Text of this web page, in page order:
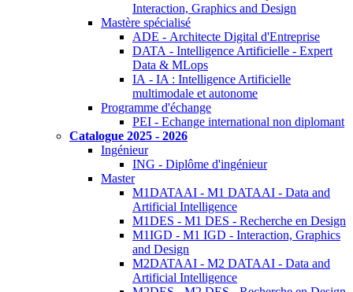
Interaction, Graphics and Design
Mastère spécialisé
ADE - Architecte Digital d'Entreprise
DATA - Intelligence Artificielle - Expert
Data & MLops
IA - IA : Intelligence Artificielle
multimodale et autonome
Programme d'échange
PEI - Echange international non diplomant
Catalogue 2025 - 2026
Ingénieur
ING - Diplôme d'ingénieur
Master
M1DATAAI - M1 DATAAI - Data and
Artificial Intelligence
M1DES - M1 DES - Recherche en Design
M1IGD - M1 IGD - Interaction, Graphics
and Design
M2DATAAI - M2 DATAAI - Data and
Artificial Intelligence